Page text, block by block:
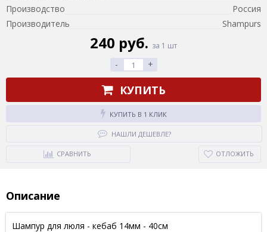
Производство
Россия
Производитель
Shampurs
240 руб. за 1 шт
- +
КУПИТЬ
КУПИТЬ В 1 КЛИК
НАШЛИ ДЕШЕВЛЕ?
СРАВНИТЬ ОТЛОЖИТЬ
Описание
Шампур для люля - кебаб 14мм - 40см